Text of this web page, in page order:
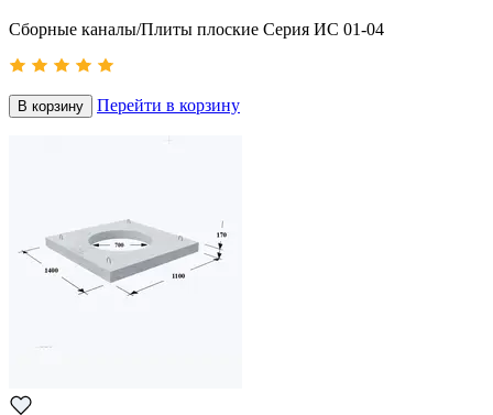
Сборные каналы/Плиты плоские Серия ИС 01-04
В корзину Перейти в корзину